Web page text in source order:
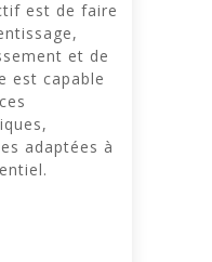
est de faire
et de
est capable
adaptées à